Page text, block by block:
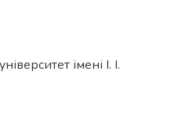
імені І. І.